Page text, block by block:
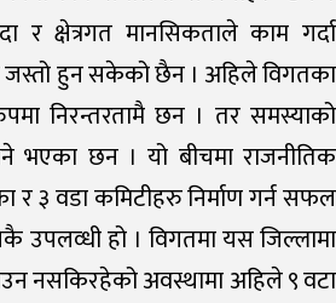
र क्षेत्रगत मानसिकताले काम गर्दा
जस्तो हुन सकेको छैन । अहिले विगतका
निरन्तरतामै छन । तर समस्याको
भएका छन । यो बीचमा राजनीतिक
र ३ वडा कमिटीहरु निर्माण गर्न सफल
उपलव्धी हो । विगतमा यस जिल्लामा
नसकिरहेको अवस्थामा अहिले ९ वटा